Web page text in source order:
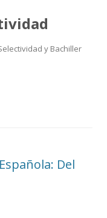
y Bachiller
Del